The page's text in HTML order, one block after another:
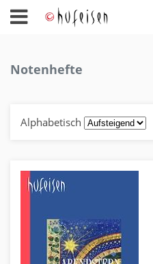
Notenhefte
Alphabetisch